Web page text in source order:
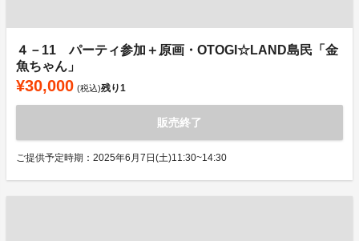
４－11 パーティ参加＋原画・OTOGI☆LAND島民「金
魚ちゃん」
¥30,000 (税込)残り1
販売終了
ご提供予定時期：2025年6月7日(土)11:30~14:30